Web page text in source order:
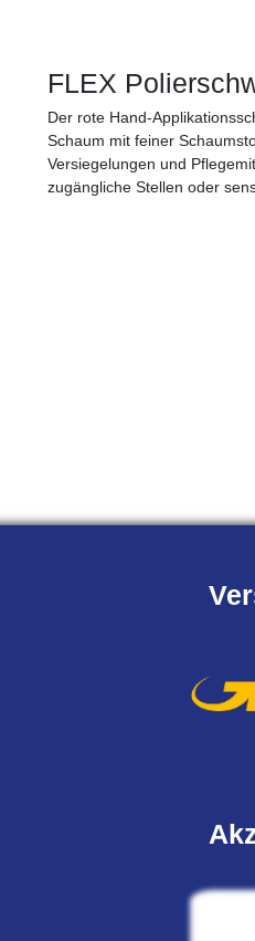
FLEX
Der rote Hand-
Schaum mit feiner
Versiegelungen und
zugängliche Stellen oder